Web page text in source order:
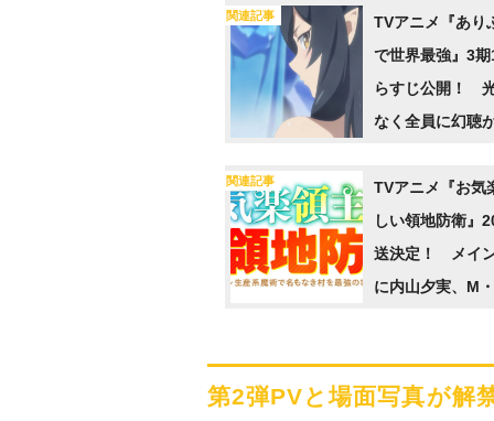
関連記事
TVアニメ『あり
で世界最強』3
らすじ公開！
なく全員に幻聴
関連記事
TVアニメ『お気
しい領地防衛』
送決定！ メイ
に内山夕実、M
第2弾PVと場面写真が解